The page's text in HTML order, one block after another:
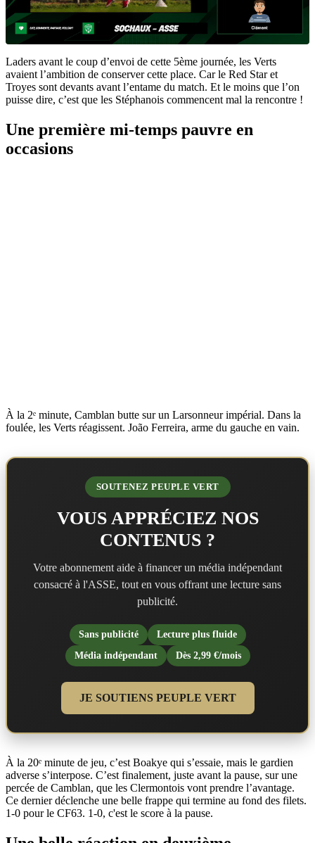
Laders avant le coup d’envoi de cette 5ème journée, les Verts
avaient l’ambition de conserver cette place. Car le Red Star et
Troyes sont devants avant l’entame du match. Et le moins que l’on
puisse dire, c’est que les Stéphanois commencent mal la rencontre !
Une première mi-temps pauvre en
occasions
À la 2ᵉ minute, Camblan butte sur un Larsonneur impérial. Dans la
foulée, les Verts réagissent. João Ferreira, arme du gauche en vain.
SOUTENEZ PEUPLE VERT
VOUS APPRÉCIEZ NOS
CONTENUS ?
Votre abonnement aide à financer un média indépendant
consacré à l'ASSE, tout en vous offrant une lecture sans
publicité.
Sans publicité
Lecture plus fluide
Média indépendant
Dès 2,99 €/mois
JE SOUTIENS PEUPLE VERT
À la 20ᵉ minute de jeu, c’est Boakye qui s’essaie, mais le gardien
adverse s’interpose. C’est finalement, juste avant la pause, sur une
percée de Camblan, que les Clermontois vont prendre l’avantage.
Ce dernier déclenche une belle frappe qui termine au fond des filets.
1-0 pour le CF63. 1-0, c'est le score à la pause.